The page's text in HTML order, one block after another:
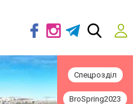
Спецрозділ
BroSpring2023